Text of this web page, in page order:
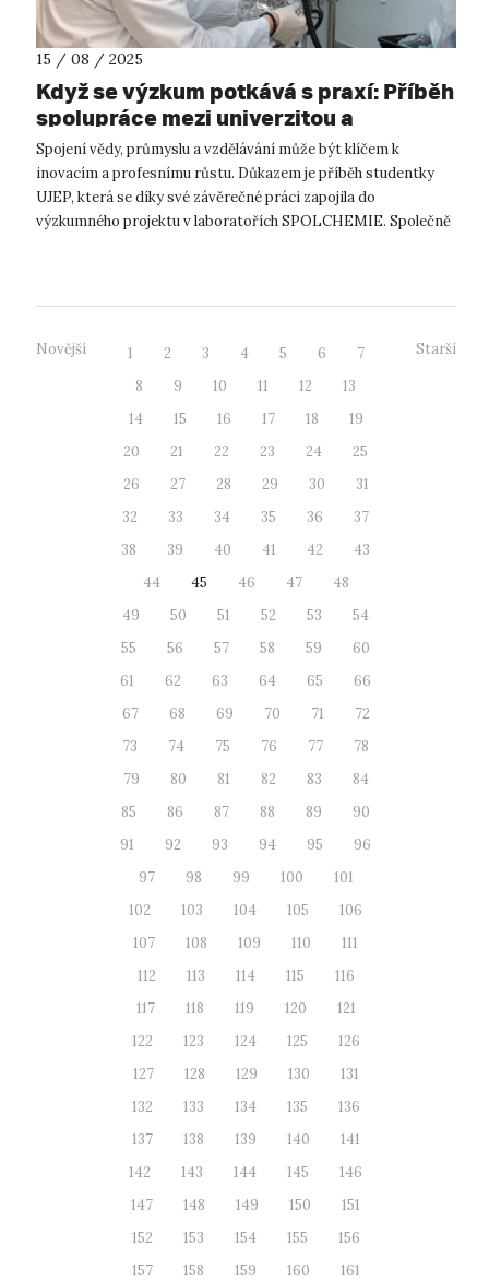
15 / 08 / 2025
Když se výzkum potkává s praxí: Příběh
spolupráce mezi univerzitou a
SPOLCHEMIÍ
Spojení vědy, průmyslu a vzdělávání může být klíčem k
inovacím a profesnímu růstu. Důkazem je příběh studentky
UJEP, která se díky své závěrečné práci zapojila do
výzkumného projektu v laboratořích SPOLCHEMIE. Společně
Novější 1 2 3 4 5 6
7
8
9 10 11 12
13
14
15 16 17 18
19
20
21 22 23 24
25
26
27 28 29 30
31
32
33 34 35 36
37
38
39 40 41 42
43
44
45 46 47
48
49
50 51 52 53
54
55
56 57 58 59
60
61
62 63 64 65
66
67
68 69 70 71
72
73
74 75 76 77
78
79
80 81 82 83
84
85
86 87 88 89
90
91
92 93 94 95
96
97
98 99 100
101
102
103 104 105
106
107
108 109 110
111
112
113 114 115
116
117
118 119 120
121
122
123 124 125
126
127
128 129 130
131
132
133 134 135
136
137
138 139 140
141
142
143 144 145
146
147
148 149 150
151
152
153 154 155
156
157
158 159 160
161
Starší